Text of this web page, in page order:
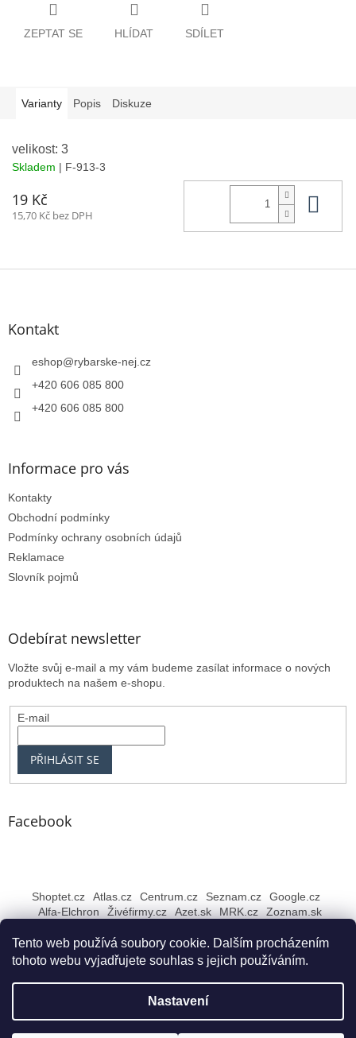
Tento web používá soubory cookie. Dalším procházením
tohoto webu vyjadřujete souhlas s jejich používáním.
Nastavení
ZEPTAT SE HLÍDAT SDÍLET
Varianty Popis Diskuze
velikost: 3
Skladem | F-913-3
19 Kč
15,70 Kč bez DPH
Z
Kontakt
eshop@rybarske-nej.cz
+420 606 085 800
+420 606 085 800
Informace pro vás
Kontakty
Obchodní podmínky
Podmínky ochrany osobních údajů
Reklamace
Slovník pojmů
Odebírat newsletter
Vložte svůj e-mail a my vám budeme zasílat informace o nových
produktech na našem e-shopu.
E-mail
PŘIHLÁSIT SE
Facebook
Shoptet.cz Atlas.cz Centrum.cz Seznam.cz
Google.cz
Alfa-Elchron
Živéfirmy.cz Azet.sk MRK.cz Zoznam.sk